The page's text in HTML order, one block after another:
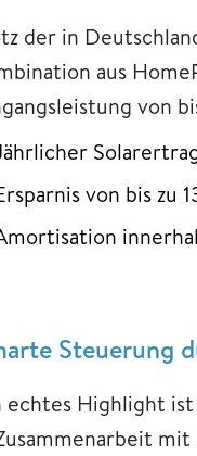
der in
aus
von
von bis zu
Steuerung
echtes Highlight